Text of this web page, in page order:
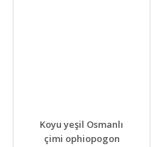
Koyu yeşil Osmanlı
çimi ophiopogon